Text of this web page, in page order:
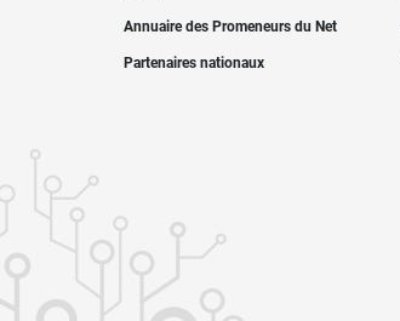
Annuaire des Promeneurs du Net
Partenaires nationaux